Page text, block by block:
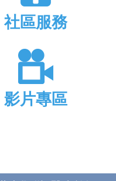
社區服務
影片專區